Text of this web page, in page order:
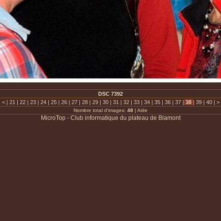
DSC 7392
< | 21 | 22 | 23 | 24 | 25 | 26 | 27 | 28 | 29 | 30 | 31 | 32 | 33 | 34 | 35 | 36 | 37 | 38 | 39 | 40 | >
Nombre total d'images: 48 | Aide
MicroTop - Club informatique du plateau de Blamont